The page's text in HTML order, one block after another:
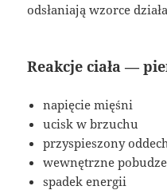
odsłaniają wzorce
Reakcje ciała —
napięcie mięśni
ucisk w brzuchu
przyspieszony oddech
wewnętrzne
spadek energii